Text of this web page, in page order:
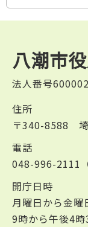
八潮市
法人番号
住所
〒340-8588 埼
電話
048-996-2111（
開庁日時
月曜日から金
9時から午後4